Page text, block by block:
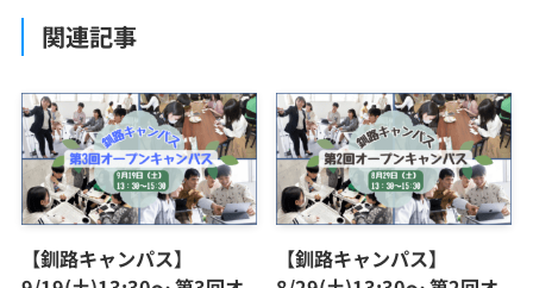
関連記事
【釧路キャンパス】
【釧路キャンパス】